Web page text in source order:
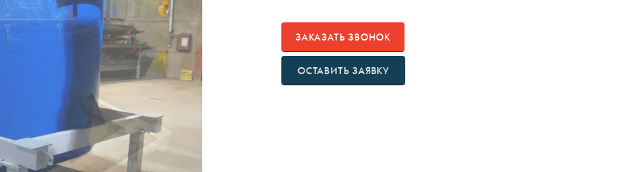
ЗАКАЗАТЬ ЗВОНОК
ОСТАВИТЬ ЗАЯВКУ